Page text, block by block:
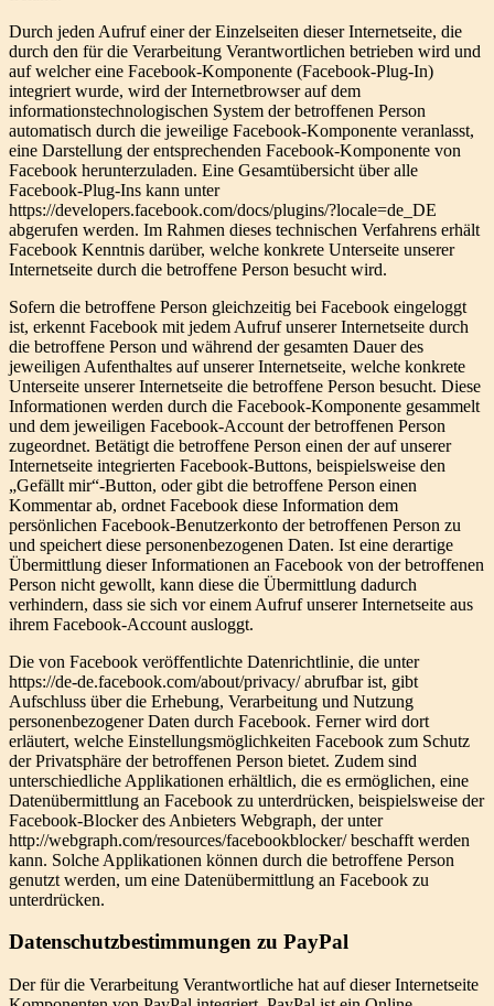
Durch jeden Aufruf einer der Einzelseiten dieser Internetseite, die
durch den für die Verarbeitung Verantwortlichen betrieben wird und
auf welcher eine Facebook-Komponente (Facebook-Plug-In)
integriert wurde, wird der Internetbrowser auf dem
informationstechnologischen System der betroffenen Person
automatisch durch die jeweilige Facebook-Komponente veranlasst,
eine Darstellung der entsprechenden Facebook-Komponente von
Facebook herunterzuladen. Eine Gesamtübersicht über alle
Facebook-Plug-Ins kann unter
https://developers.facebook.com/docs/plugins/?locale=de_DE
abgerufen werden. Im Rahmen dieses technischen Verfahrens erhält
Facebook Kenntnis darüber, welche konkrete Unterseite unserer
Internetseite durch die betroffene Person besucht wird.
Sofern die betroffene Person gleichzeitig bei Facebook eingeloggt
ist, erkennt Facebook mit jedem Aufruf unserer Internetseite durch
die betroffene Person und während der gesamten Dauer des
jeweiligen Aufenthaltes auf unserer Internetseite, welche konkrete
Unterseite unserer Internetseite die betroffene Person besucht. Diese
Informationen werden durch die Facebook-Komponente gesammelt
und dem jeweiligen Facebook-Account der betroffenen Person
zugeordnet. Betätigt die betroffene Person einen der auf unserer
Internetseite integrierten Facebook-Buttons, beispielsweise den
„Gefällt mir“-Button, oder gibt die betroffene Person einen
Kommentar ab, ordnet Facebook diese Information dem
persönlichen Facebook-Benutzerkonto der betroffenen Person zu
und speichert diese personenbezogenen Daten. Ist eine derartige
Übermittlung dieser Informationen an Facebook von der betroffenen
Person nicht gewollt, kann diese die Übermittlung dadurch
verhindern, dass sie sich vor einem Aufruf unserer Internetseite aus
ihrem Facebook-Account ausloggt.
Die von Facebook veröffentlichte Datenrichtlinie, die unter
https://de-de.facebook.com/about/privacy/ abrufbar ist, gibt
Aufschluss über die Erhebung, Verarbeitung und Nutzung
personenbezogener Daten durch Facebook. Ferner wird dort
erläutert, welche Einstellungsmöglichkeiten Facebook zum Schutz
der Privatsphäre der betroffenen Person bietet. Zudem sind
unterschiedliche Applikationen erhältlich, die es ermöglichen, eine
Datenübermittlung an Facebook zu unterdrücken, beispielsweise der
Facebook-Blocker des Anbieters Webgraph, der unter
http://webgraph.com/resources/facebookblocker/ beschafft werden
kann. Solche Applikationen können durch die betroffene Person
genutzt werden, um eine Datenübermittlung an Facebook zu
unterdrücken.
Datenschutzbestimmungen zu PayPal
Der für die Verarbeitung Verantwortliche hat auf dieser Internetseite